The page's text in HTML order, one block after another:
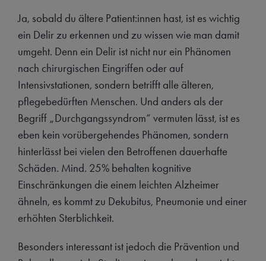
Ja, sobald du ältere Patient:innen hast, ist es wichtig
ein Delir zu erkennen und zu wissen wie man damit
umgeht. Denn ein Delir ist nicht nur ein Phänomen
nach chirurgischen Eingriffen oder auf
Intensivstationen, sondern betrifft alle älteren,
pflegebedürften Menschen. Und anders als der
Begriff „Durchgangssyndrom“ vermuten lässt, ist es
eben kein vorübergehendes Phänomen, sondern
hinterlässt bei vielen den Betroffenen dauerhafte
Schäden. Mind. 25% behalten kognitive
Einschränkungen die einem leichten Alzheimer
ähneln, es kommt zu Dekubitus, Pneumonie und einer
erhöhten Sterblichkeit.
Besonders interessant ist jedoch die Prävention und